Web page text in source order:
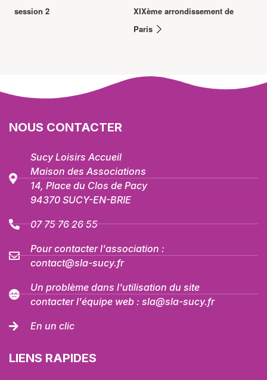
session 2
XIXème arrondissement de
Paris
NOUS CONTACTER
Sucy Loisirs Accueil
Maison des Associations
14, Place du Clos de Pacy
94370 SUCY-EN-BRIE
07 75 76 26 55
Pour contacter l'association :
contact@sla-sucy.fr
Un problème dans l'utilisation du site
contacter l'équipe web : sla@sla-sucy.fr
En un clic
LIENS RAPIDES